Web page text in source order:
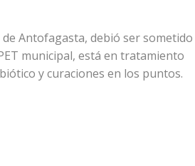
Antofagasta, debió ser sometido
municipal, está en tratamiento
y curaciones en los puntos.